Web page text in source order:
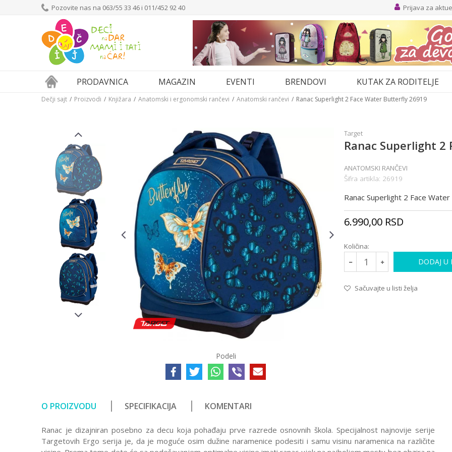
Pozovite nas na 063/55 33 46 i 011/452 92 40 Prijava za
PRODAVNICA MAGAZIN EVENTI BRENDOVI KUTAK ZA RODITELJE
Dečji sajt Proizvodi Knjižara Anatomski i ergonomski rančevi Anatomski rančevi Ranac Superlight 2 Face Water Butterfly 26919
Podeli
Target
Ranac Superlight
ANATOMSKI RANČEVI
Šifra artikla: 26919
Ranac Superlight 2 Face
6.990,00 RSD
Količina:
DODAJ U
Sačuvajte u listi želja
O PROIZVODU SPECIFIKACIJA KOMENTARI
Ranac je dizajniran posebno za decu koja pohađaju prve razrede osnovnih škola. Specijalnost najnovije serije
Targetovih Ergo serija je, da je moguće osim dužine naramenice podesiti i samu visinu naramenica na različite